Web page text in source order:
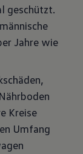
geschützt.
Jahre wie
Kreise
Umfang